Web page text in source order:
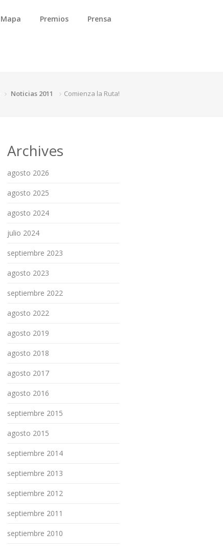
Mapa Premios Prensa
Noticias 2011 Comienza la Ruta!
Archives
agosto 2026
agosto 2025
agosto 2024
julio 2024
septiembre 2023
agosto 2023
septiembre 2022
agosto 2022
agosto 2019
agosto 2018
agosto 2017
agosto 2016
septiembre 2015
agosto 2015
septiembre 2014
septiembre 2013
septiembre 2012
septiembre 2011
septiembre 2010